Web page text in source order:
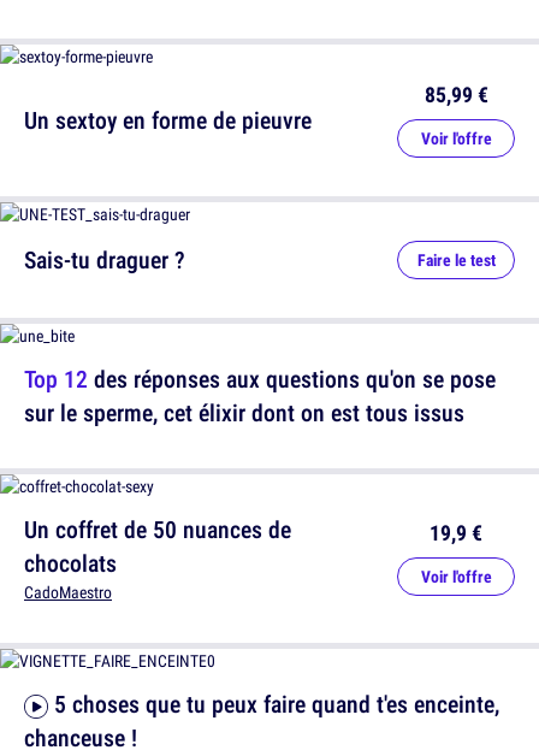
Top 12 des réponses aux questions qu'on se pose
sur le sperme, cet élixir dont on est tous issus
chanceuse !
Un sextoy en forme de pieuvre
85,99 €
Voir l'offre
Sais-tu draguer ? Faire le test
Un coffret de 50 nuances de
chocolats
CadoMaestro
19,9 €
Voir l'offre